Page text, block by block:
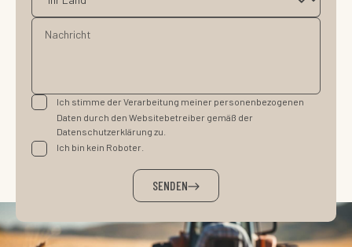
Ich stimme der Verarbeitung meiner personenbezogenen
Daten durch den Websitebetreiber gemäß der
Datenschutzerklärung zu.
Ich bin kein Roboter.
SENDEN